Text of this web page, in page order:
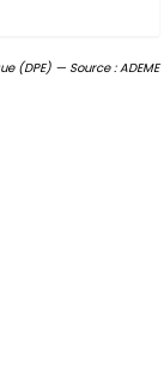
(DPE) — Source : ADEME